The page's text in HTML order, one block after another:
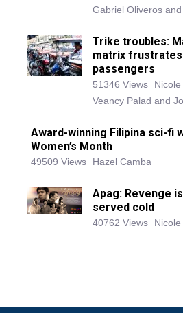
Gabriel Oliveros
Trike troubles:
matrix
passengers
51346 Views
Veancy Palad and
Award-winning Filipina sci-fi
Women’s Month
49509 Views Hazel Camba
Apag: Revenge
served cold
40762 Views